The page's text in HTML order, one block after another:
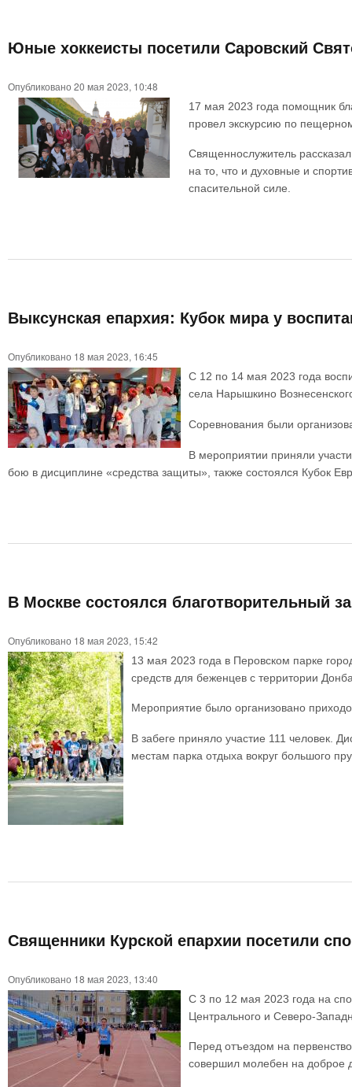
Юные хоккеисты посетили Саровский
Опубликовано 20 мая 2023, 10:48
17 мая 2023 года помощник
провел экскурсию по
Священнослужитель
на то, что и духовные и
спасительной силе.
Выксунская епархия: Кубок мира у
Опубликовано 18 мая 2023, 16:45
С 12 по 14 мая 2023 года
села Нарышкино
Соревнования были
В мероприятии приняли
бою в дисциплине «средства защиты», также состоялся Кубок
В Москве состоялся благотворительный
Опубликовано 18 мая 2023, 15:42
13 мая 2023 года в Перовском парке
средств для беженцев с территории
Мероприятие было организовано
В забеге приняло участие 111 человек.
местам парка отдыха вокруг большого
Священники Курской епархии посетили
Опубликовано 18 мая 2023, 13:40
С 3 по 12 мая 2023 года на
Центрального и Северо-
Перед отъездом на
совершил молебен на доброе